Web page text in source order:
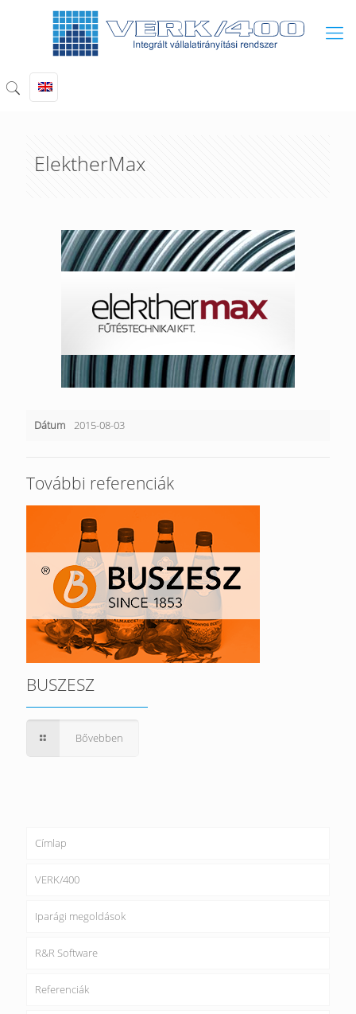
ElektherMax
Dátum 2015-08-03
További referenciák
BUSZESZ
Bővebben
Címlap
VERK/400
Iparági megoldások
R&R Software
Referenciák